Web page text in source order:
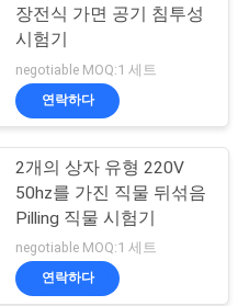
장전식 가면 공기 침투성
시험기
negotiable MOQ:1 세트
연락하다
2개의 상자 유형 220V
50hz를 가진 직물 뒤섞음
Pilling 직물 시험기
negotiable MOQ:1 세트
연락하다